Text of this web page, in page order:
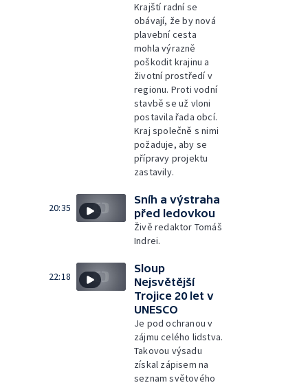
Krajští radní se
obávají, že by nová
plavební cesta
mohla výrazně
poškodit krajinu a
životní prostředí v
regionu. Proti vodní
stavbě se už vloni
postavila řada obcí.
Kraj společně s nimi
požaduje, aby se
přípravy projektu
zastavily.
20:35
Sníh a výstraha
před ledovkou
Živě redaktor Tomáš
Indrei.
22:18
Sloup
Nejsvětější
Trojice 20 let v
UNESCO
Je pod ochranou v
zájmu celého lidstva.
Takovou výsadu
získal zápisem na
seznam světového